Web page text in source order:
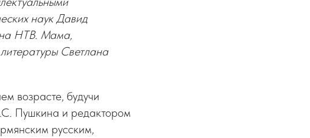
наук Давид
на НТВ. Мама,
Светлана
возрасте, будучи
Пушкина и редактором
русским,